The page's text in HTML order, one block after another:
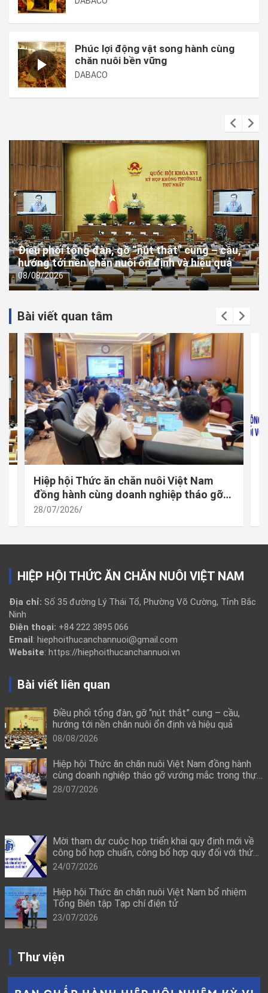
Phúc lợi động vật song hành cùng
chăn nuôi bền vững
DABACO
Điều phối tổng đàn, gỡ “nút thắt” cung – cầu,
hướng tới nền chăn nuôi ổn định và hiệu quả
08/08/2026
Bài viết quan tâm
Hiệp hội Thức ăn chăn nuôi Việt Nam
đồng hành cùng doanh nghiệp tháo gỡ
vướng mắc trong thực thi quy định mới
28/07/2026
HIỆP HỘI THỨC ĂN CHĂN NUÔI VIỆT NAM
Địa chỉ: Số 35 đường Lý Thái Tổ, Phường Võ Cường, Tỉnh Bắc
Ninh
Điện thoại: +84 222 3895 066
Email: hiephoithucanchannuoi@gmail.com
Website: https://hiephoithucanchannuoi.vn
Bài viết liên quan
Điều phối tổng đàn, gỡ “nút thắt” cung – cầu,
hướng tới nền chăn nuôi ổn định và hiệu quả
08/08/2026
Hiệp hội Thức ăn chăn nuôi Việt Nam đồng hành
cùng doanh nghiệp tháo gỡ vướng mắc trong thực
thi quy định mới về công bố hợp quy
28/07/2026
Mời tham dự cuộc họp triển khai quy định mới về
công bố hợp chuẩn, công bố hợp quy đối với thức
ăn chăn nuôi, thuốc thú y
24/07/2026
Hiệp hội Thức ăn chăn nuôi Việt Nam bổ nhiệm
Tổng Biên tập Tạp chí điện tử
23/07/2026
Thư viện